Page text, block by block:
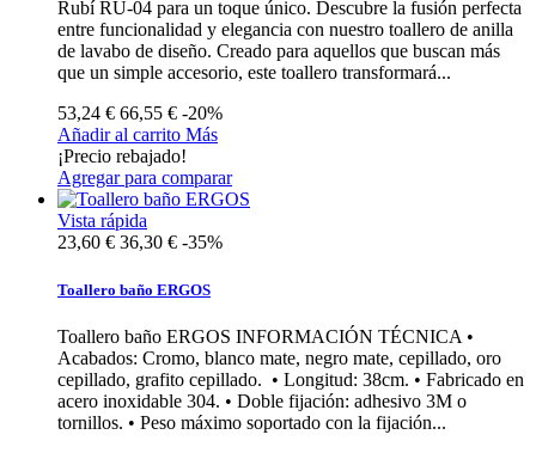
Rubí RU-04 para un toque único. Descubre la fusión perfecta
entre funcionalidad y elegancia con nuestro toallero de anilla
de lavabo de diseño. Creado para aquellos que buscan más
que un simple accesorio, este toallero transformará...
53,24 € 66,55 € -20%
Añadir al carrito Más
¡Precio rebajado!
Agregar para comparar
Vista rápida
23,60 € 36,30 € -35%
Toallero baño ERGOS
Toallero baño ERGOS INFORMACIÓN TÉCNICA •
Acabados: Cromo, blanco mate, negro mate, cepillado, oro
cepillado, grafito cepillado. • Longitud: 38cm. • Fabricado en
acero inoxidable 304. • Doble fijación: adhesivo 3M o
tornillos. • Peso máximo soportado con la fijación...